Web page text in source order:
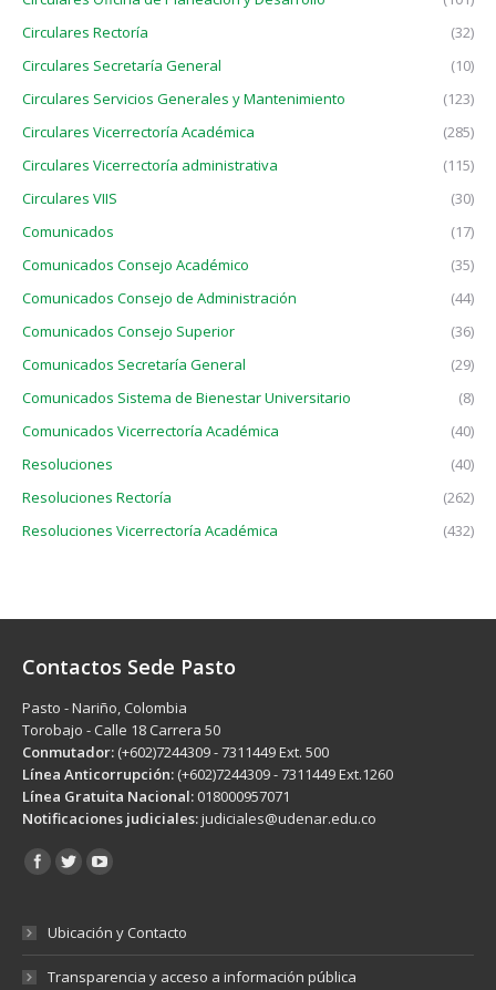
Circulares Rectoría
(32)
Circulares Secretaría General
(10)
Circulares Servicios Generales y Mantenimiento
(123)
Circulares Vicerrectoría Académica
(285)
Circulares Vicerrectoría administrativa
(115)
Circulares VIIS
(30)
Comunicados
(17)
Comunicados Consejo Académico
(35)
Comunicados Consejo de Administración
(44)
Comunicados Consejo Superior
(36)
Comunicados Secretaría General
(29)
Comunicados Sistema de Bienestar Universitario
(8)
Comunicados Vicerrectoría Académica
(40)
Resoluciones
(40)
Resoluciones Rectoría
(262)
Resoluciones Vicerrectoría Académica
(432)
Contactos Sede Pasto
Pasto - Nariño, Colombia
Torobajo - Calle 18 Carrera 50
Conmutador: (+602)7244309 - 7311449 Ext. 500
Línea Anticorrupción: (+602)7244309 - 7311449 Ext.1260
Línea Gratuita Nacional: 018000957071
Notificaciones judiciales:judiciales@udenar.edu.co
Encuéntranos en:
Ubicación y Contacto
Transparencia y acceso a información pública